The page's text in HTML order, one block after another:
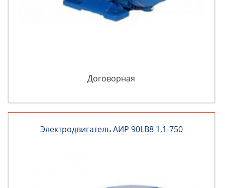
Договорная
Электродвигатель АИР 90LВ8 1,1-750